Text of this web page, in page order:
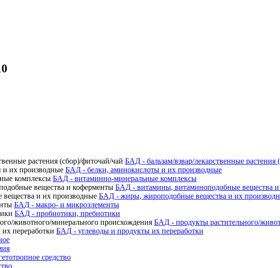
БАД - бальзам/взвар/лекарственные растения
БАД - белки, аминокислоты и их производные
БАД - витаминно-минеральные комплексы
БАД - витамины, витаминоподобные вещества
БАД - жиры, жироподобные вещества и их
БАД - макро- и микроэлементы
БАД - пробиотики, пребиотики
БАД - продукты растительного/
БАД - углеводы и продукты их переработки
средство